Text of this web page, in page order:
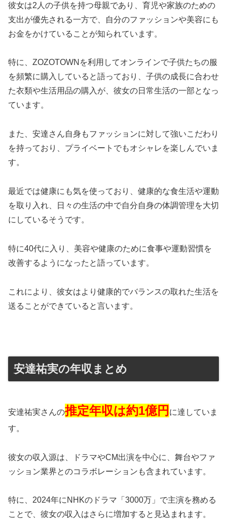
彼女は2人の子供を持つ母親であり、育児や家族のための
支出が優先される一方で、自分のファッションや美容にも
お金をかけていることが知られています。
特に、ZOZOTOWNを利用してオンラインで子供たちの服
を頻繁に購入していると語っており、子供の成長に合わせ
た衣類や生活用品の購入が、彼女の日常生活の一部となっ
ています。
また、安達さん自身もファッションに対して強いこだわり
を持っており、プライベートでもオシャレを楽しんでいま
す。
最近では健康にも気を使っており、健康的な食生活や運動
を取り入れ、日々の生活の中で自分自身の体調管理を大切
にしているそうです。
特に40代に入り、美容や健康のために食事や運動習慣を
改善するようになったと語っています。
これにより、彼女はより健康的でバランスの取れた生活を
送ることができていると言います。
安達祐実の年収まとめ
安達祐実さんの推定年収は約1億円 に達していま
す。
彼女の収入源は、ドラマやCM出演を中心に、舞台やファ
ッション業界とのコラボレーションも含まれています。
特に、2024年にNHKのドラマ「3000万」で主演を務める
ことで、彼女の収入はさらに増加すると見込まれます。